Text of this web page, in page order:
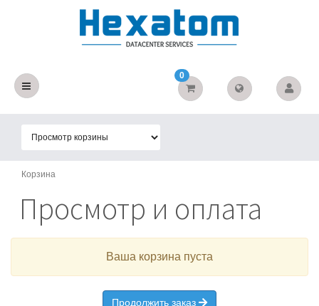
0
Корзина
Просмотр и оплата
Ваша корзина пуста
Продолжить заказ